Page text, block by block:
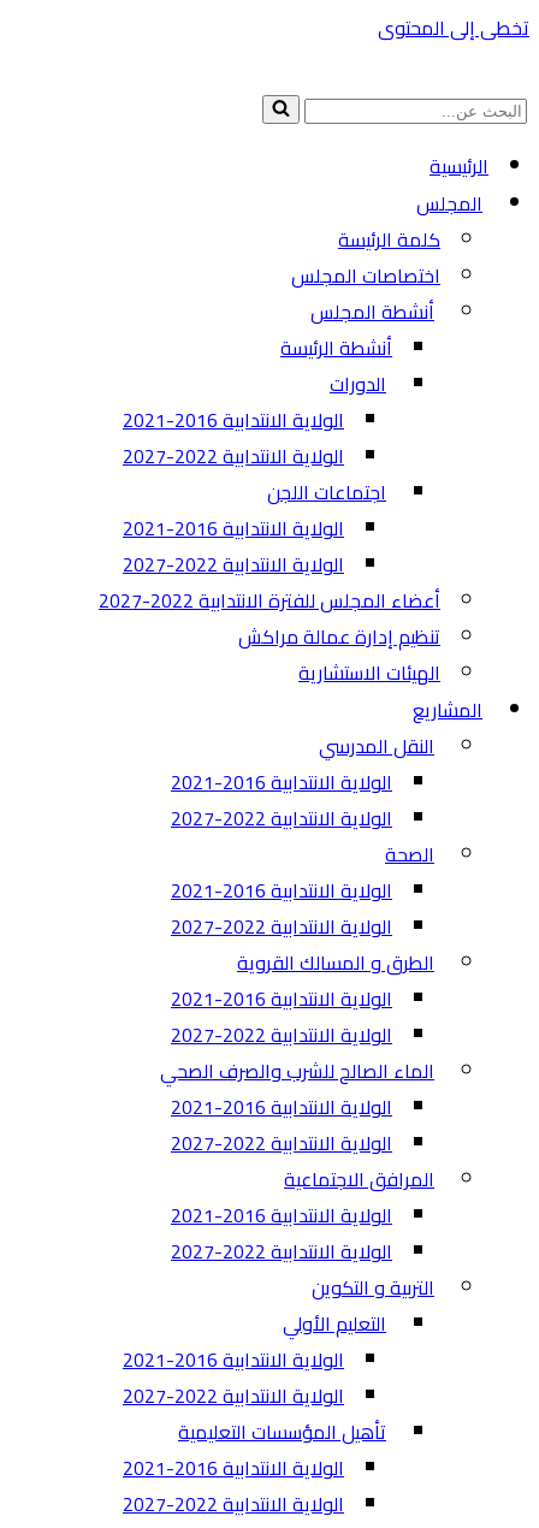
تخطى إلى المحتوى
البحث
الرئيسية
المجلس
كلمة الرئيسة
اختصاصات المجلس
أنشطة المجلس
أنشطة الرئيسة
الدورات
الولاية الانتدابية 2016-2021
الولاية الانتدابية 2022-2027
اجتماعات اللجن
الولاية الانتدابية 2016-2021
الولاية الانتدابية 2022-2027
أعضاء المجلس للفترة الانتدابية 2022-2027
تنظيم إدارة عمالة مراكش
الهيئات الاستشارية
المشاريع
النقل المدرسي
الولاية الانتدابية 2016-2021
الولاية الانتدابية 2022-2027
الصحة
الولاية الانتدابية 2016-2021
الولاية الانتدابية 2022-2027
الطرق و المسالك القروية
الولاية الانتدابية 2016-2021
الولاية الانتدابية 2022-2027
الماء الصالح للشرب والصرف الصحي
الولاية الانتدابية 2016-2021
الولاية الانتدابية 2022-2027
المرافق الاجتماعية
الولاية الانتدابية 2016-2021
الولاية الانتدابية 2022-2027
التربية و التكوين
التعليم الأولي
الولاية الانتدابية 2016-2021
الولاية الانتدابية 2022-2027
تأهيل المؤسسات التعليمية
الولاية الانتدابية 2016-2021
الولاية الانتدابية 2022-2027